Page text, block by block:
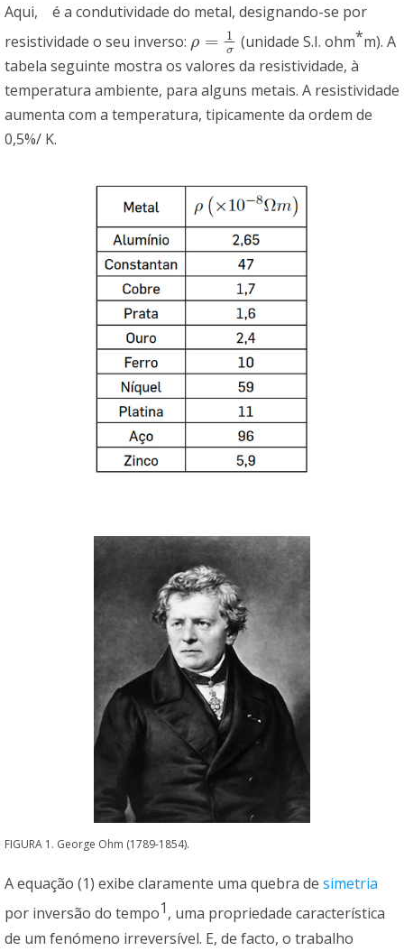
Aqui, é a condutividade do metal, designando-se por
resistividade o seu inverso: ρ = 1
σ
ρ =1σ (unidade S.I. ohm*m). A
tabela seguinte mostra os valores da resistividade, à
temperatura ambiente, para alguns metais. A resistividade
aumenta com a temperatura, tipicamente da ordem de
0,5%/ K.
FIGURA 1. George Ohm (1789-1854).
A equação (1) exibe claramente uma quebra de simetria
por inversão do tempo1, uma propriedade característica
de um fenómeno irreversível. E, de facto, o trabalho